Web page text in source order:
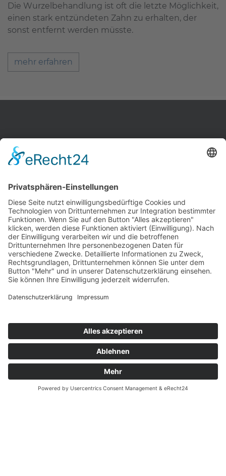
Die Wurzelbehandlung ist oft die letzte Möglichkeit,
einen stark entzündeten Zahn zu erhalten, der
sonst entfernt werden müsste.
mehr erfahren
Zahnärzte Potsdam
Zahnarzt Suche
Notdienste Potsdam
Zahnarzt Notdienst
Wussten Sie schon?
©2026 Zahnärzte Potsdam
Datenschutzerklärung